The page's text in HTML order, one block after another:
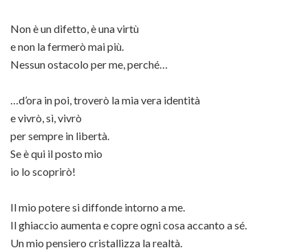
Non è un difetto, è una virtù
e non la fermerò mai più.
Nessun ostacolo per me, perché…
…d’ora in poi, troverò la mia vera identità
e vivrò, sì, vivrò
per sempre in libertà.
Se è qui il posto mio
io lo scoprirò!
Il mio potere si diffonde intorno a me.
Il ghiaccio aumenta e copre ogni cosa accanto a sé.
Un mio pensiero cristallizza la realtà.